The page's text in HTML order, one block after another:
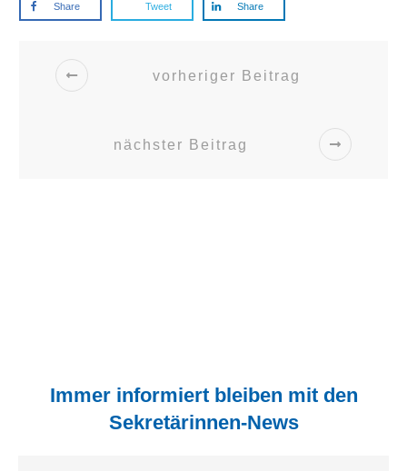
Share Tweet Share
vorheriger Beitrag
nächster Beitrag
Immer informiert bleiben mit den
Sekretärinnen-News